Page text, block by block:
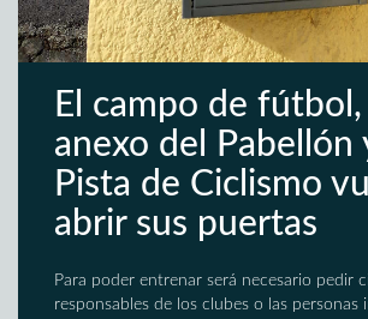
El campo de fútbol,
anexo del Pabellón
Pista de Ciclismo
abrir sus puertas
Para poder entrenar será necesario pedir
responsables de los clubes o las personas